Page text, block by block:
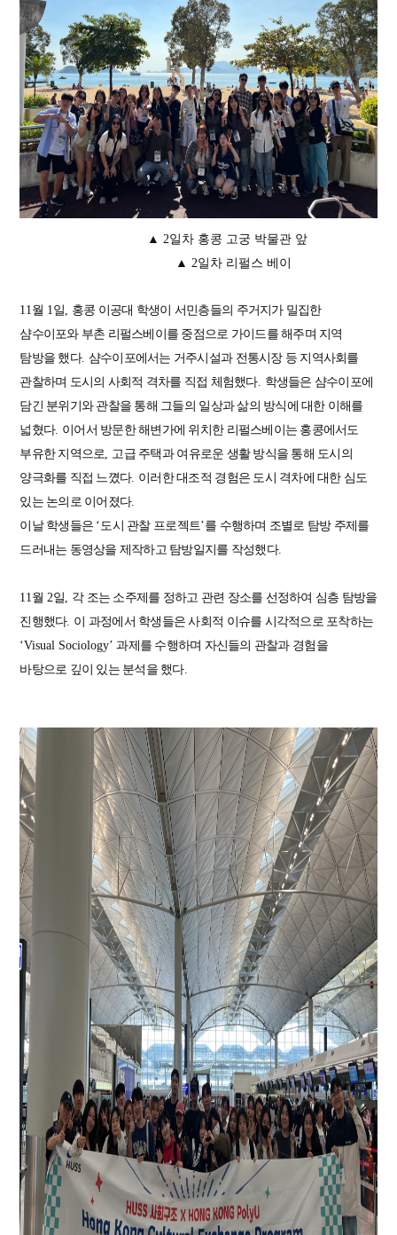
▲ 2일차 홍콩 고궁 박물관 앞
▲ 2일차 리펄스 베이
11월 1일, 홍콩 이공대 학생이 서민층들의 주거지가 밀집한
샴수이포와 부촌 리펄스베이를 중점으로 가이드를 해주며 지역
탐방을 했다. 샴수이포에서는 거주시설과 전통시장 등 지역사회를
관찰하며 도시의 사회적 격차를 직접 체험했다. 학생들은 샴수이포에
담긴 분위기와 관찰을 통해 그들의 일상과 삶의 방식에 대한 이해를
넓혔다. 이어서 방문한 해변가에 위치한 리펄스베이는 홍콩에서도
부유한 지역으로, 고급 주택과 여유로운 생활 방식을 통해 도시의
양극화를 직접 느꼈다. 이러한 대조적 경험은 도시 격차에 대한 심도
있는 논의로 이어졌다.
이날 학생들은 ‘도시 관찰 프로젝트’를 수행하며 조별로 탐방 주제를
드러내는 동영상을 제작하고 탐방일지를 작성했다.
11월 2일, 각 조는 소주제를 정하고 관련 장소를 선정하여 심층 탐방을
진행했다. 이 과정에서 학생들은 사회적 이슈를 시각적으로 포착하는
‘Visual Sociology’과제를 수행하며 자신들의 관찰과 경험을
바탕으로 깊이 있는 분석을 했다.